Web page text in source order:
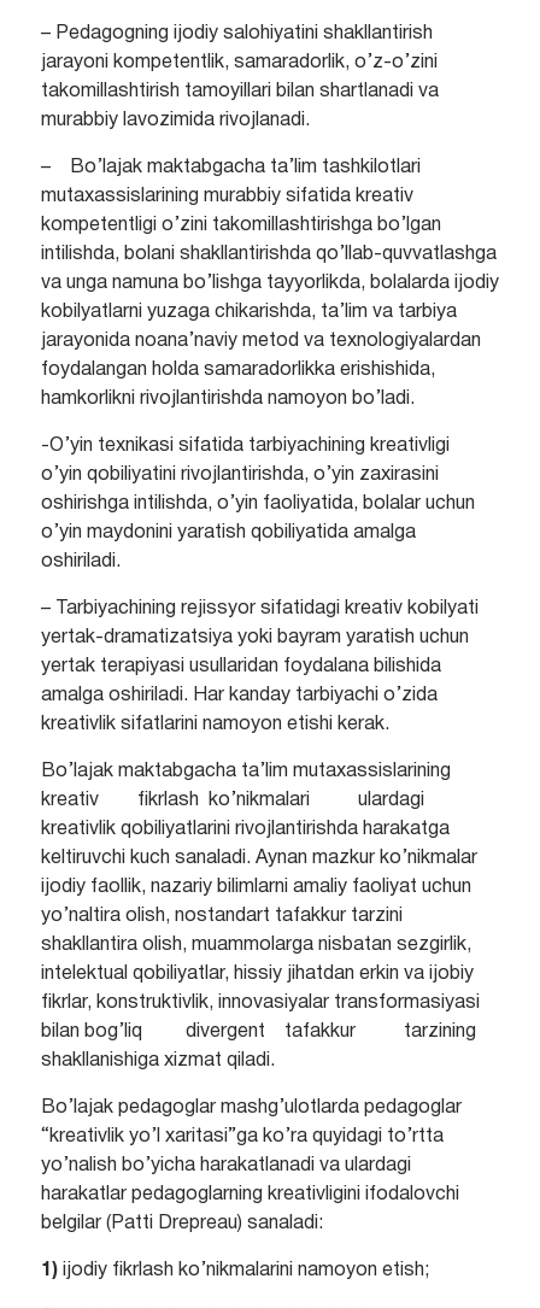
– Pedagogning ijodiy salohiyatini shakllantirish
jarayoni kompetentlik, samaradorlik, o’z-o’zini
takomillashtirish tamoyillari bilan shartlanadi va
murabbiy lavozimida rivojlanadi.
– Bo’lajak maktabgacha ta’lim tashkilotlari
mutaxassislarining murabbiy sifatida kreativ
kompetentligi o’zini takomillashtirishga bo’lgan
intilishda, bolani shakllantirishda qo’llab-quvvatlashga
va unga namuna bo’lishga tayyorlikda, bolalarda ijodiy
kobilyatlarni yuzaga chikarishda, ta’lim va tarbiya
jarayonida noana’naviy metod va texnologiyalardan
foydalangan holda samaradorlikka erishishida,
hamkorlikni rivojlantirishda namoyon bo’ladi.
-O’yin texnikasi sifatida tarbiyachining kreativligi
o’yin qobiliyatini rivojlantirishda, o’yin zaxirasini
oshirishga intilishda, o’yin faoliyatida, bolalar uchun
o’yin maydonini yaratish qobiliyatida amalga
oshiriladi.
– Tarbiyachining rejissyor sifatidagi kreativ kobilyati
yertak-dramatizatsiya yoki bayram yaratish uchun
yertak terapiyasi usullaridan foydalana bilishida
amalga oshiriladi. Har kanday tarbiyachi o’zida
kreativlik sifatlarini namoyon etishi kerak.
Bo’lajak maktabgacha ta’lim mutaxassislarining
kreativ fikrlash ko’nikmalari ulardagi
kreativlik qobiliyatlarini rivojlantirishda harakatga
keltiruvchi kuch sanaladi. Aynan mazkur ko’nikmalar
ijodiy faollik, nazariy bilimlarni amaliy faoliyat uchun
yo’naltira olish, nostandart tafakkur tarzini
shakllantira olish, muammolarga nisbatan sezgirlik,
intelektual qobiliyatlar, hissiy jihatdan erkin va ijobiy
fikrlar, konstruktivlik, innovasiyalar transformasiyasi
bilan bog’liq divergent tafakkur tarzining
shakllanishiga xizmat qiladi.
Bo’lajak pedagoglar mashg’ulotlarda pedagoglar
“kreativlik yo’l xaritasi”ga ko’ra quyidagi to’rtta
yo’nalish bo’yicha harakatlanadi va ulardagi
harakatlar pedagoglarning kreativligini ifodalovchi
belgilar (Patti Drepreau) sanaladi:
1)ijodiy fikrlash ko’nikmalarini namoyon etish;